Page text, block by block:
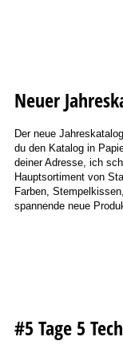
Neuer
Der neue
du den Katalog in
deiner Adresse, ich
Hauptsortiment von
Farben,
spannende neue
#5 Tage 5